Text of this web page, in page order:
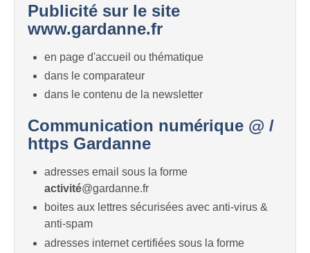
Publicité sur le site
www.gardanne.fr
en page d'accueil ou thématique
dans le comparateur
dans le contenu de la newsletter
Communication numérique @ /
https Gardanne
adresses email sous la forme
activité@gardanne.fr
boites aux lettres sécurisées avec anti-virus &
anti-spam
adresses internet certifiées sous la forme